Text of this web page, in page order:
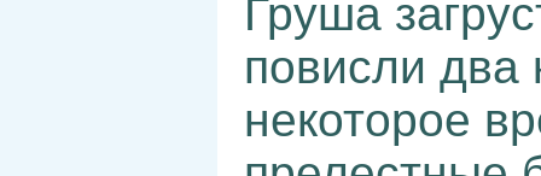
Груша
повисли два
некоторое